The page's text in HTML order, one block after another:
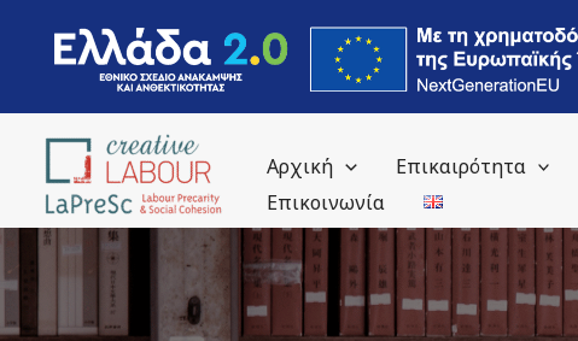
περιεχόμενο
Αρχική Επικαιρότητα
Επικοινωνία